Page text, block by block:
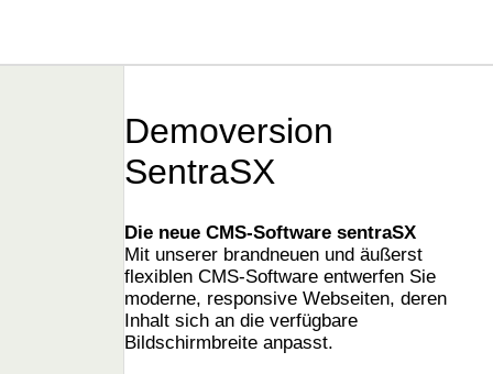
Demoversion
SentraSX
Die neue CMS-Software sentraSX
Mit unserer brandneuen und äußerst
flexiblen CMS-Software entwerfen Sie
moderne, responsive Webseiten, deren
Inhalt sich an die verfügbare
Bildschirmbreite anpasst.